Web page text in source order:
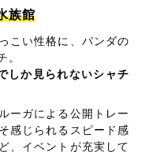
族館
こい性格に、パンダの
。
しか見られないシャチ
ーガによる公開トレー
感じられるスピード感
、イベントが充実して